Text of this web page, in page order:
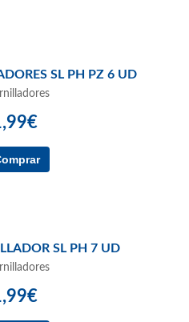
SL PH PZ 6 UD
PACK DESTORNILLADOR SL PH 7 UD